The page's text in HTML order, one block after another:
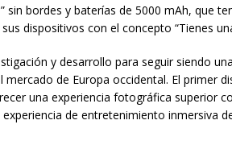
sin bordes y baterías de 5000 mAh, que
dispositivos con el concepto “Tienes
y desarrollo para seguir siendo
de Europa occidental. El primer
una experiencia fotográfica superior
de entretenimiento inmersiva